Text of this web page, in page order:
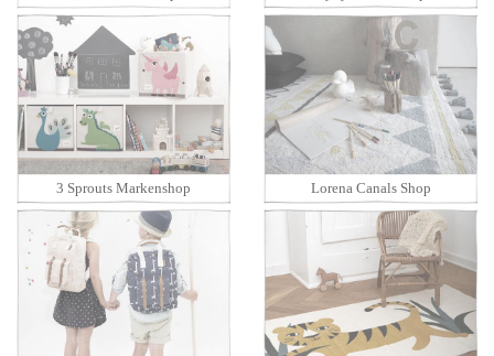
3 Sprouts Markenshop Lorena Canals Shop